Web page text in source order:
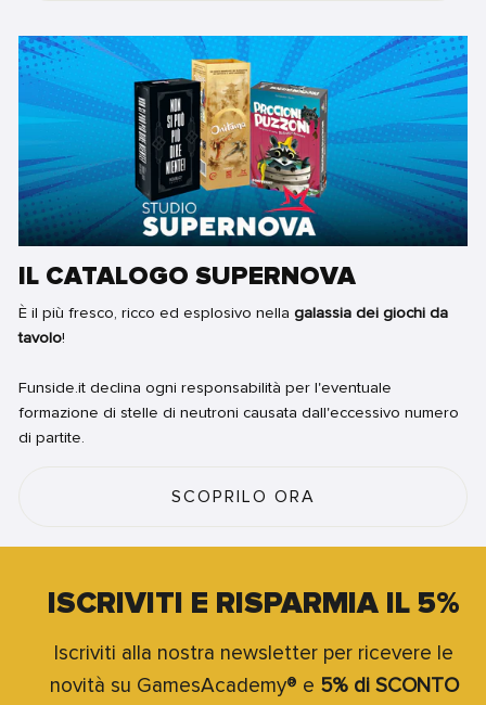
IL CATALOGO SUPERNOVA
È il più fresco, ricco ed esplosivo nella galassia dei giochi da
tavolo!
Funside.it declina ogni responsabilità per l'eventuale
formazione di stelle di neutroni causata dall'eccessivo numero
di partite.
SCOPRILO ORA
ISCRIVITI E RISPARMIA IL 5%
Iscriviti alla nostra newsletter per ricevere le
novità su GamesAcademy® e 5% di SCONTO